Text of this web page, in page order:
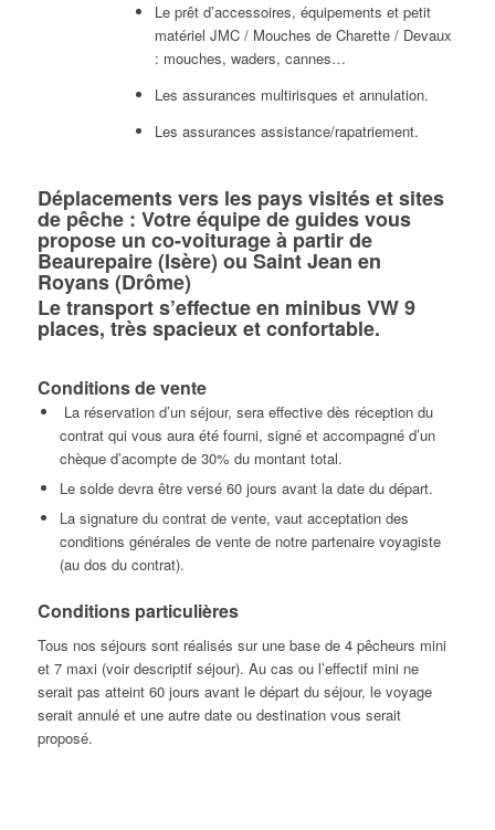
Le prêt d’accessoires, équipements et petit
matériel JMC / Mouches de Charette / Devaux
: mouches, waders, cannes…
Les assurances multirisques et annulation.
Les assurances assistance/rapatriement.
Déplacements vers les pays visités et sites
de pêche : Votre équipe de guides vous
propose un co-voiturage à partir de
Beaurepaire (Isère) ou Saint Jean en
Royans (Drôme)
Le transport s’effectue en minibus VW 9
places, très spacieux et confortable.
Conditions de vente
La réservation d’un séjour, sera effective dès réception du
contrat qui vous aura été fourni, signé et accompagné d’un
chèque d’acompte de 30% du montant total.
Le solde devra être versé 60 jours avant la date du départ.
La signature du contrat de vente, vaut acceptation des
conditions générales de vente de notre partenaire voyagiste
(au dos du contrat).
Conditions particulières
Tous nos séjours sont réalisés sur une base de 4 pêcheurs mini
et 7 maxi (voir descriptif séjour). Au cas ou l’effectif mini ne
serait pas atteint 60 jours avant le départ du séjour, le voyage
serait annulé et une autre date ou destination vous serait
proposé.